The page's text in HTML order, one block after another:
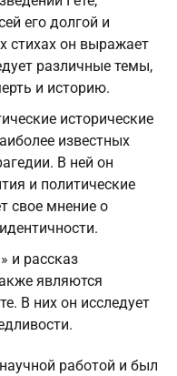
его долгой и
стихах он выражает
различные темы,
и историю.
исторические
известных
В ней он
и политические
свое мнение о
и рассказ
являются
В них он исследует
работой и был